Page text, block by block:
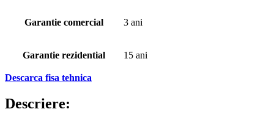
Garantie comercial 3 ani
Garantie rezidential 15 ani
Descarca fisa tehnica
Descriere: